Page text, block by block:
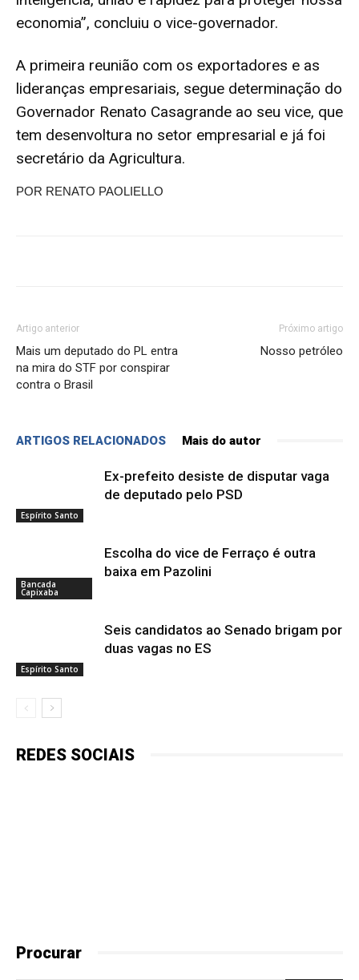
economia”, concluiu o vice-governador.
A primeira reunião com os exportadores e as
lideranças empresariais, segue determinação do
Governador Renato Casagrande ao seu vice, que
tem desenvoltura no setor empresarial e já foi
secretário da Agricultura.
POR RENATO PAOLIELLO
Artigo anterior
Mais um deputado do PL entra
na mira do STF por conspirar
contra o Brasil
Próximo artigo
Nosso petróleo
ARTIGOS RELACIONADOS Mais do autor
Espírito Santo
Ex-prefeito desiste de disputar vaga
de deputado pelo PSD
Bancada
Capixaba
Escolha do vice de Ferraço é outra
baixa em Pazolini
Espírito Santo
Seis candidatos ao Senado brigam por
duas vagas no ES
REDES SOCIAIS
Procurar